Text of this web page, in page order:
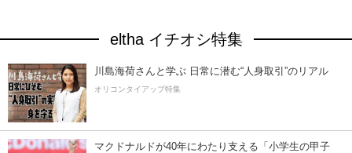
eltha イチオシ特集
川島海荷さんと学ぶ 日常に潜む“人身取引”のリアル
オリコンタイアップ特集
マクドナルドが40年にわたり支える「小学生の甲子